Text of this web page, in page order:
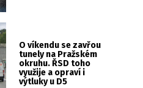
O víkendu se zavřou
tunely na Pražském
okruhu. ŘSD toho
využije a opraví i
výtluky u D5